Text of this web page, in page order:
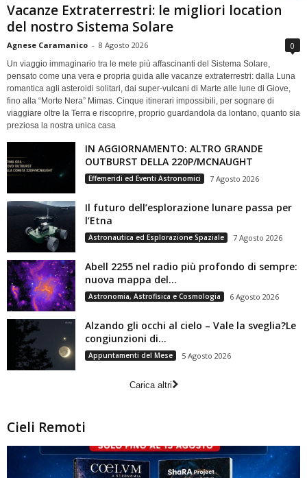
Vacanze Extraterrestri: le migliori location
del nostro Sistema Solare
Agnese Caramanico - 8 Agosto 2026 0
Un viaggio immaginario tra le mete più affascinanti del Sistema Solare,
pensato come una vera e propria guida alle vacanze extraterrestri: dalla Luna
romantica agli asteroidi solitari, dai super-vulcani di Marte alle lune di Giove,
fino alla “Morte Nera” Mimas. Cinque itinerari impossibili, per sognare di
viaggiare oltre la Terra e riscoprire, proprio guardandola da lontano, quanto sia
preziosa la nostra unica casa
IN AGGIORNAMENTO: ALTRO GRANDE
OUTBURST DELLA 220P/MCNAUGHT
Effemeridi ed Eventi Astronomici 7 Agosto 2026
Il futuro dell’esplorazione lunare passa per
l’Etna
Astronautica ed Esplorazione Spaziale 7 Agosto 2026
Abell 2255 nel radio più profondo di sempre:
nuova mappa del...
Astronomia, Astrofisica e Cosmologia 6 Agosto 2026
Alzando gli occhi al cielo – Vale la sveglia?Le
congiunzioni di...
Appuntamenti del Mese 5 Agosto 2026
Carica altri
Cieli Remoti